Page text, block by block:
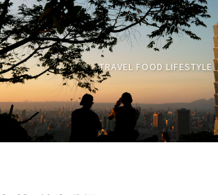
TRAVEL FOOD LIFESTYLE